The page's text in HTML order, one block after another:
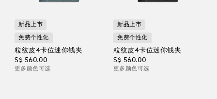
新品上市
免费个性化
粒纹皮4卡位迷你钱夹
S$ 560.00
更多颜色可选
新品上市
免费个性化
粒纹皮4卡位迷你钱夹
S$ 560.00
更多颜色可选